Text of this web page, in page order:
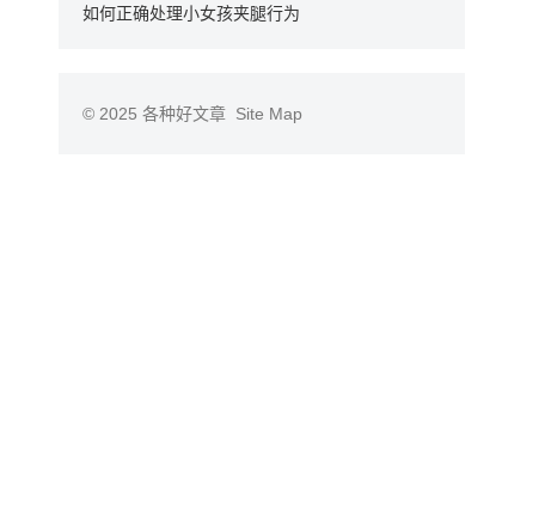
如何正确处理小女孩夹腿行为
© 2025 各种好文章 Site Map